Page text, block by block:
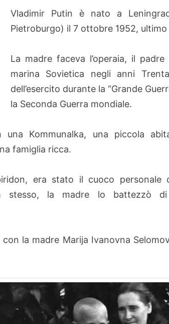
Vladimir Putin è nato a
Pietroburgo) il 7 ottobre 1952,
La madre faceva l’operaia, il
marina Sovietica negli anni
dell’esercito durante la “Grande
la Seconda Guerra mondiale.
Kommunalka, una piccola
famiglia ricca.
era stato il cuoco personale
stesso, la madre lo battezzò di
la madre Marija Ivanovna